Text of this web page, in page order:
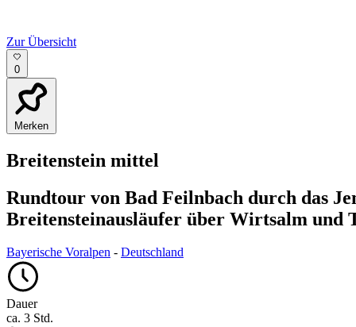
Zur Übersicht
0
Merken
Breitenstein mittel
Rundtour von Bad Feilnbach durch das
Breitensteinausläufer über Wirtsalm und
Bayerische Voralpen - Deutschland
Dauer
ca. 3 Std.